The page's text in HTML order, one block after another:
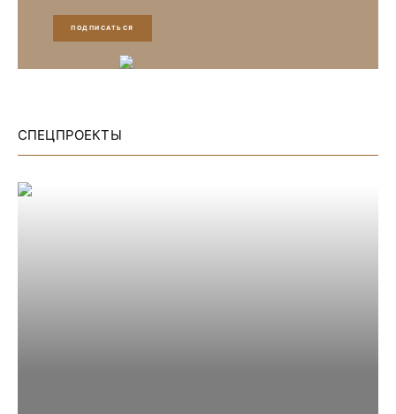
ПОДПИСАТЬСЯ
СПЕЦПРОЕКТЫ